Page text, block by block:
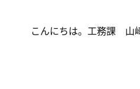
こんにちは。工務課 山